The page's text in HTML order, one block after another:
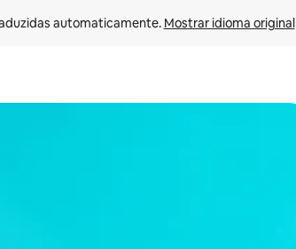
automaticamente. Mostrar idioma original